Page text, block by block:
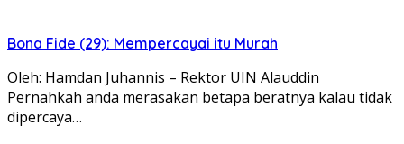
Bona Fide (29): Mempercayai itu Murah
Oleh: Hamdan Juhannis – Rektor UIN Alauddin
Pernahkah anda merasakan betapa beratnya kalau tidak
dipercaya…